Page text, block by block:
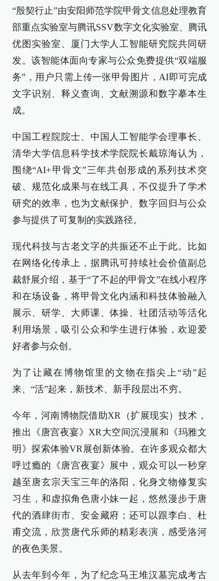
“殷契行止”由安阳师范学院甲骨文信息处理教育
部重点实验室与腾讯SSV数字文化实验室、腾讯
优图实验室、厦门大学人工智能研究院共同研
发。该智能体面向专家与公众免费提供“双端服
务”，用户只需上传一张甲骨图片，AI即可完成
文字识别、释义查询、文献溯源和数字摹本生
成。
中国工程院院士、中国人工智能学会理事长、
清华大学信息科学技术学院院长戴琼海认为，
围绕“AI+甲骨文”三年共创形成的系列技术突
破、规范化成果与在线工具，不仅提升了学术
研究的效率，也为文献保护、数字回归与公众
参与提供了可复制的实践路径。
现代科技与古老文字的共振还不止于此。比如
在网络化传承上，据腾讯可持续社会价值副总
裁舒展介绍，基于“了不起的甲骨文”在线小程序
和在场设备，将甲骨文化内涵和科技体验融入
展示、研学、大师课、体操、社团活动等活化
利用场景，吸引公众和学生进行体验，欢迎爱
好者参与众创。
为了让藏在博物馆里的文物在指尖上“动”起
来、“活”起来，新技术、新手段层出不穷。
今年，河南博物院借助XR（扩展现实）技术，
推出《唐宫夜宴》XR大空间沉浸展和《玛雅文
明》探索体验VR展创新体验。在许多观众都大
呼过瘾的《唐宫夜宴》展中，观众可以一秒穿
越至唐玄宗天宝三年的洛阳，化身文物修复实
习生，和虚拟角色唐小妹一起，悠然漫步于唐
代的酒肆街市、安金藏府；还可以跟李白、杜
甫交流，欣赏唐代乐师的精彩表演，感受洛河
的夜色美景。
从去年到今年，为了纪念马王堆汉墓完成考古